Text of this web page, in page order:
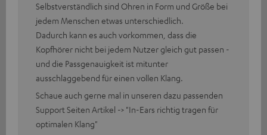
Selbstverständlich sind Ohren in Form und Größe bei
jedem Menschen etwas unterschiedlich.
Dadurch kann es auch vorkommen, dass die
Kopfhörer nicht bei jedem Nutzer gleich gut passen -
und die Passgenauigkeit ist mitunter
ausschlaggebend für einen vollen Klang.
Schaue auch gerne mal in unseren dazu passenden
Support Seiten Artikel -> "In-Ears richtig tragen für
optimalen Klang"